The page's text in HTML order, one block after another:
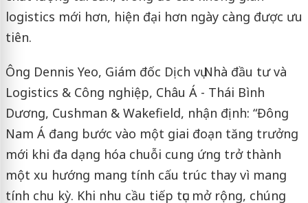
logistics mới hơn, hiện đại hơn ngày càng được ưu
tiên.
Ông Dennis Yeo, Giám đốc Dịch vụ Nhà đầu tư và
Logistics & Công nghiệp, Châu Á - Thái Bình
Dương, Cushman & Wakefield, nhận định: “Đông
Nam Á đang bước vào một giai đoạn tăng trưởng
mới khi đa dạng hóa chuỗi cung ứng trở thành
một xu hướng mang tính cấu trúc thay vì mang
tính chu kỳ. Khi nhu cầu tiếp tục mở rộng, chúng